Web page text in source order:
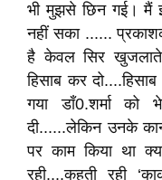
भी मुझसे छिन गई। मैं
नहीं सका ......
है केवल सिर खुजलाते
हिसाब कर
गया डाँ0.शर्मा को
दी......लेकिन उनके
पर काम किया था
रही....कहती रही